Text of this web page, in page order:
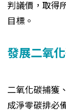
判議價，取得
目標。
發展二氧
二氧化碳捕獲
成淨零碳排必